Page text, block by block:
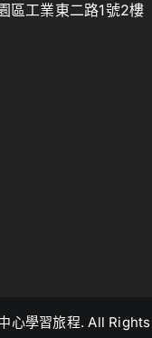
區工業東二路1號2樓
心學習旅程. All